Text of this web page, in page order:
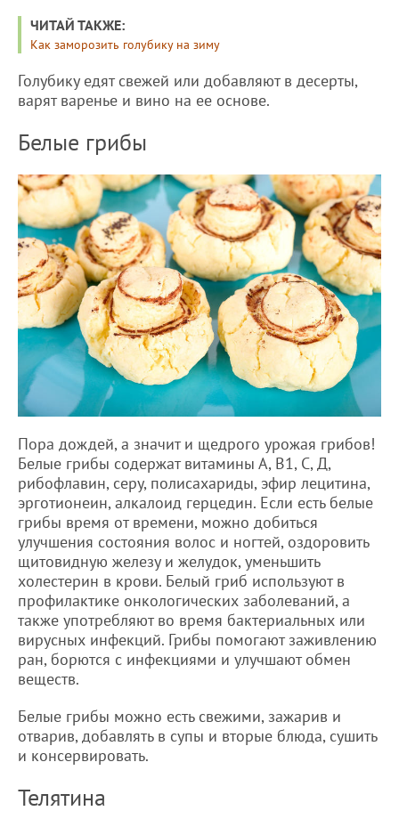
ЧИТАЙ ТАКЖЕ:
Как заморозить голубику на зиму
Голубику едят свежей или добавляют в десерты,
варят варенье и вино на ее основе.
Белые грибы
Пора дождей, а значит и щедрого урожая грибов!
Белые грибы содержат витамины А, В1, С, Д,
рибофлавин, серу, полисахариды, эфир лецитина,
эрготионеин, алкалоид герцедин. Если есть белые
грибы время от времени, можно добиться
улучшения состояния волос и ногтей, оздоровить
щитовидную железу и желудок, уменьшить
холестерин в крови. Белый гриб используют в
профилактике онкологических заболеваний, а
также употребляют во время бактериальных или
вирусных инфекций. Грибы помогают заживлению
ран, борются с инфекциями и улучшают обмен
веществ.
Белые грибы можно есть свежими, зажарив и
отварив, добавлять в супы и вторые блюда, сушить
и консервировать.
Телятина